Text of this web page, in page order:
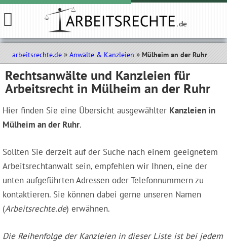
arbeitsrechte.de Anwälte & Kanzleien Mülheim an der Ruhr
Rechtsanwälte und Kanzleien für
Arbeitsrecht in Mülheim an der Ruhr
Hier finden Sie eine Übersicht ausgewählter Kanzleien in
Mülheim an der Ruhr.
Sollten Sie derzeit auf der Suche nach einem geeignetem
Arbeitsrechtanwalt sein, empfehlen wir Ihnen, eine der
unten aufgeführten Adressen oder Telefonnummern zu
kontaktieren. Sie können dabei gerne unseren Namen
(Arbeitsrechte.de) erwähnen.
Die Reihenfolge der Kanzleien in dieser Liste ist bei jedem